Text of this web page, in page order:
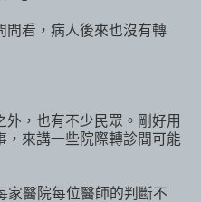
問看，病人後來也沒有轉
，也有不少民眾。剛好用
，來講一些院際轉診間可能
家醫院每位醫師的判斷不